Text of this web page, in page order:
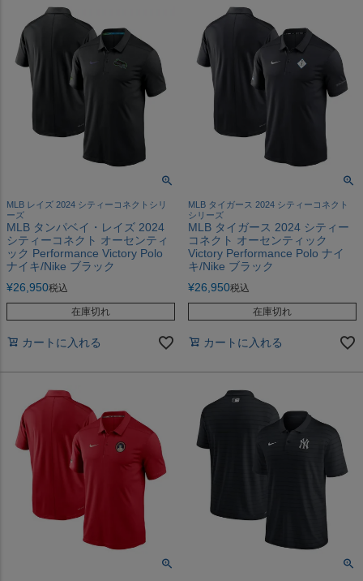
MLB レイズ 2024 シティーコネクトシリ
ーズ
MLB タンパベイ・レイズ 2024
シティーコネクト オーセンティ
ック Performance Victory Polo
ナイキ/Nike ブラック
¥26,950税込
在庫切れ
カートに入れる
MLB タイガース 2024 シティーコネクト
シリーズ
MLB タイガース 2024 シティー
コネクト オーセンティック
Victory Performance Polo ナイ
キ/Nike ブラック
¥26,950税込
在庫切れ
カートに入れる